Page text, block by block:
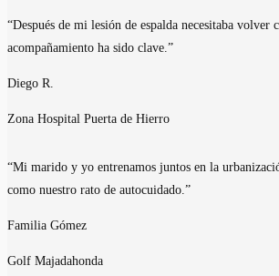
“Después de mi lesión de espalda necesitaba volver
acompañamiento ha sido clave.”
Diego R.
Zona Hospital Puerta de Hierro
“Mi marido y yo entrenamos juntos en la
como nuestro rato de autocuidado.”
Familia Gómez
Golf Majadahonda